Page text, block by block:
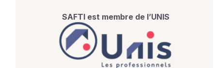
SAFTI est membre de l’UNIS